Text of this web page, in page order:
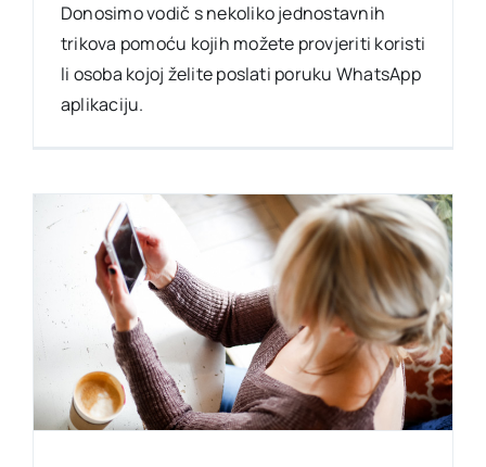
Donosimo vodič s nekoliko jednostavnih
trikova pomoću kojih možete provjeriti koristi
li osoba kojoj želite poslati poruku WhatsApp
aplikaciju.